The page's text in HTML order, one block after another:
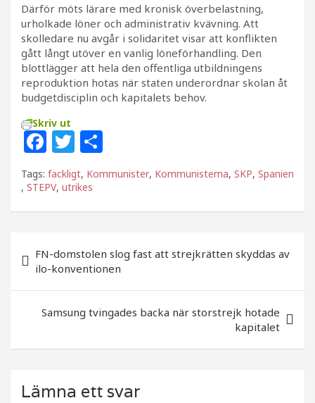
Därför möts lärare med kronisk överbelastning,
urholkade löner och administrativ kvävning. Att
skolledare nu avgår i solidaritet visar att konflikten
gått långt utöver en vanlig löneförhandling. Den
blottlägger att hela den offentliga utbildningens
reproduktion hotas när staten underordnar skolan åt
budgetdisciplin och kapitalets behov.
Skriv ut
F
a
c
e
o
o
k
T
w
itt
e
el
a
Tags: fackligt, Kommunister, Kommunisterna, SKP, Spanien
, STEPV, utrikes
FN-domstolen slog fast att strejkrätten skyddas av
ilo-konventionen
Samsung tvingades backa när storstrejk hotade
kapitalet
Lämna ett svar